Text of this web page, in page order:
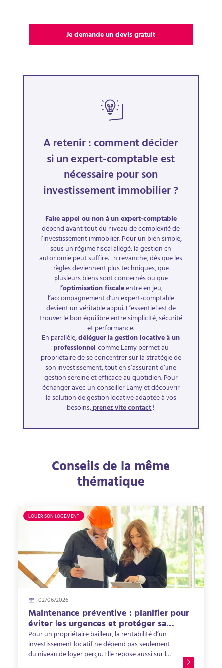
Je demande un devis gratuit
A retenir : comment décider
si un expert-comptable est
nécessaire pour son
investissement immobilier ?
Faire appel ou non à un expert-comptable
dépend avant tout du niveau de complexité de
l’investissement immobilier. Pour un bien simple,
sous un régime fiscal allégé, la gestion en
autonomie peut suffire. En revanche, dès que les
règles deviennent plus techniques, que
plusieurs biens sont concernés ou que
l’optimisation fiscaleentre en jeu,
l’accompagnement d’un expert-comptable
devient un véritable appui. L’essentiel est de
trouver le bon équilibre entre simplicité, sécurité
et performance.
En parallèle,déléguer la gestion locative à un
professionnelcomme Lamy permet au
propriétaire de se concentrer sur la stratégie de
son investissement, tout en s’assurant d’une
gestion sereine et efficace au quotidien. Pour
échanger avec un conseiller Lamy et découvrir
la solution de gestion locative adaptée à vos
besoins,prenez vite contact!
Conseils de la même
thématique
LOUER SON LOGEMENT
02/06/2026
Maintenance préventive : planifier pour
éviter les urgences et protéger sa
rentabilité locative
Pour un propriétaire bailleur, la rentabilité d’un
investissement locatif ne dépend pas seulement
du niveau de loyer perçu. Elle repose aussi sur la